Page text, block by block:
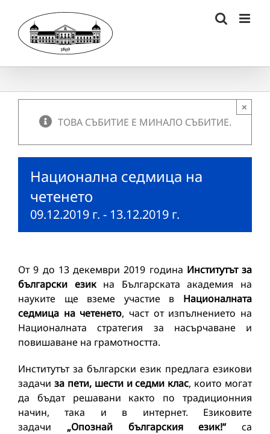
content
ТОВА СЪБИТИЕ Е МИНАЛО СЪБИТИЕ.
×
Национална седмица на
четенето
09.12.2019 г. - 13.12.2019 г.
От 9 до 13 декември 2019 година Институтът за
български езикна Българската академия на
науките ще вземе участие в Националната
седмица на четенето, част от изпълнението на
Националната стратегия за насърчаване и
повишаване на грамотността.
Институтът за български език предлага езикови
задачи за пети, шести и седми клас, които могат
да бъдат решавани както по традиционния
начин, така и в интернет. Езиковите
задачи „Опознай българския език!“са